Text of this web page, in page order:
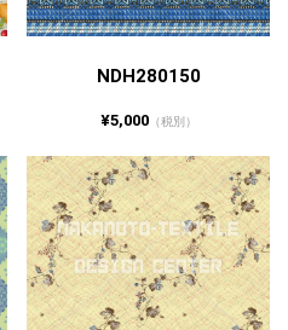
NDH280150
¥5,000（税別）